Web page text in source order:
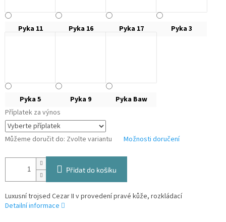
Pyka 11 Pyka 16 Pyka 17 Pyka 3
Pyka 5 Pyka 9
Pyka Baw
Příplatek za výnos
Můžeme doručit do: Zvolte variantu Možnosti doručení
Přidat do košíku
Luxusní trojsed Cezar II v provedení pravé kůže, rozkládací
Detailní informace